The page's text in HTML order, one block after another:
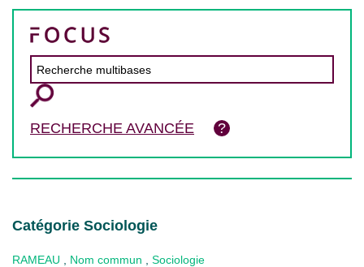
RECHERCHE AVANCÉE
Catégorie Sociologie
RAMEAU Nom commun
Sociologie